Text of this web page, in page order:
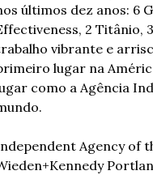
últimos dez anos: 6
2 Titânio,
vibrante e
lugar na
como a Agência
Agency of